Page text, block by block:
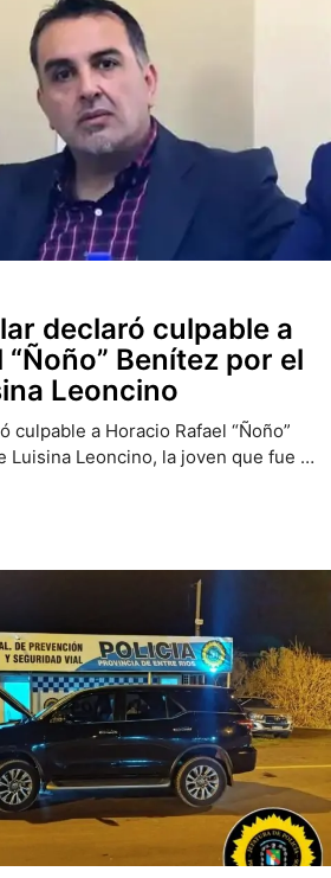
declaró culpable a
Benítez por el
Leoncino
culpable a Horacio Rafael “Ñoño”
Luisina Leoncino, la joven que fue …